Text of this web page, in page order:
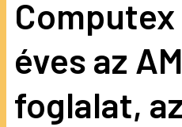
Computex
éves az
foglalat,